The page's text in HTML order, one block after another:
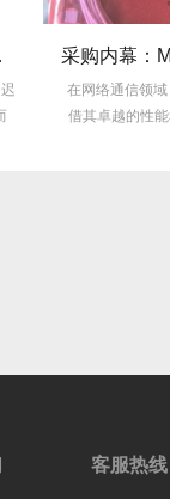
在网络通信领域，
借其卓越的性能和
客服热线